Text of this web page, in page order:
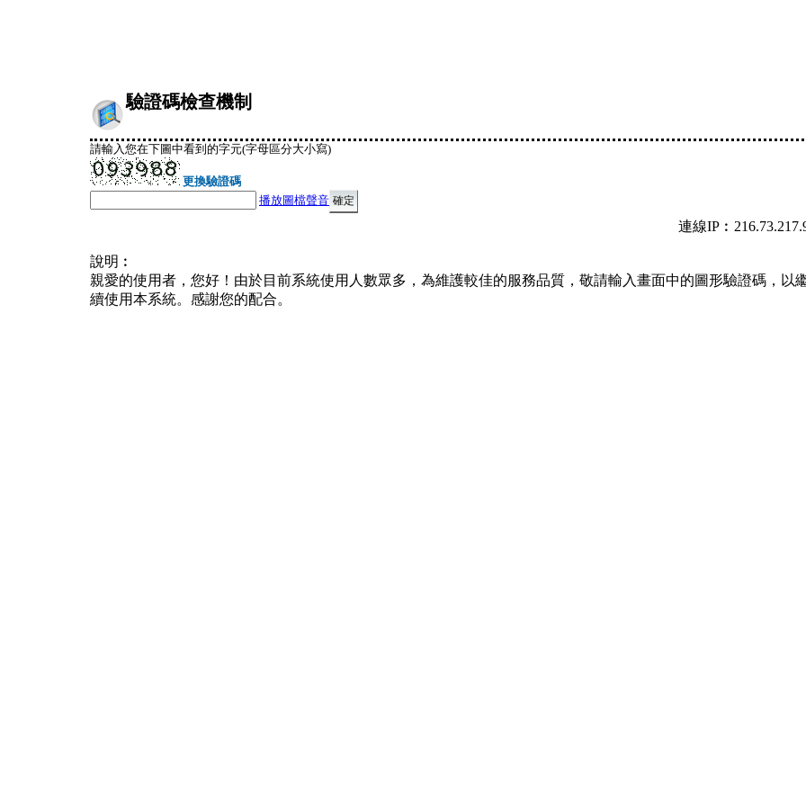
驗證碼檢查機制
請輸入您在下圖中看到的字元(字母區分大小寫)
更換驗證碼
播放圖檔聲音
連線
說明︰
親愛的使用者，您好！由於目前系統使用人數眾多，為維護較佳的服務品質，敬請輸入畫面中的圖形驗證碼，以
續使用本系統。感謝您的配合。